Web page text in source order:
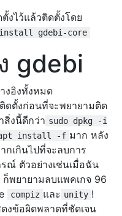
งไว้แล้วติดตั้งโดย
gdebi-core
gdebi
งอิงทั้งหมด
ดตั้งก่อนที่จะพยายามติด
งนี้ดีกว่า sudo dpkg -i
apt install -f มาก หลัง
เกินไปที่จะลบการ
ณ์ ตัวอย่างเช่นเมื่อฉัน
พยายามลบแพคเกจ 96
compiz และ unity !
งข้อผิดพลาดที่ชัดเจน